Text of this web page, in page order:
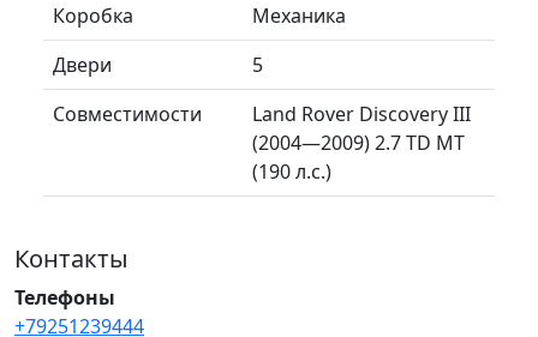
Коробка
Механика
Двери
5
Совместимости
Land Rover Discovery III
(2004—2009) 2.7 TD MT
(190 л.с.)
Контакты
Телефоны
+79251239444